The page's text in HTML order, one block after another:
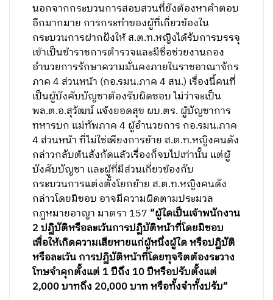
นอกจากกระบวนการสอบสวนที่ยังต้องหาคำตอบ
อีกมากมาย การกระทำของผู้ที่เกี่ยวข้องใน
กระบวนการฝากฝังให้ ส.ต.ท.หญิงได้รับการบรรจุ
เข้าเป็นข้าราชการตำรวจและมีชื่อช่วยงานกอง
อำนวยการรักษาความมั่นคงภายในราชอาณาจักร
ภาค 4 ส่วนหน้า (กอ.รมน.ภาค 4 สน.) เรื่องนี้คนที่
เป็นผู้บังคับบัญชาต้องรับผิดชอบ ไม่ว่าจะเป็น
พล.ต.อ.สุวัฒน์ แจ้งยอดสุข ผบ.ตร. ผู้บัญชาการ
ทหารบก แม่ทัพภาค 4 ผู้อำนวยการ กอ.รมน.ภาค
4 ส่วนหน้า ที่ไม่ใช่เพียงการย้าย ส.ต.ท.หญิงคนดัง
กล่าวกลับต้นสังกัดแล้วเรื่องก็จบไปเท่านั้น แต่ผู้
บังคับบัญชา และผู้ที่มีส่วนเกี่ยวข้องกับ
กระบวนการแต่งตั้งโยกย้าย ส.ต.ท.หญิงคนดัง
กล่าวโดยมิชอบ อาจมีความผิดตามประมวล
กฎหมายอาญา มาตรา 157 “ผู้ใดเป็นเจ้าพนักงาน
2 ปฏิบัติหรือละเว้นการปฏิบัติหน้าที่โดยมิชอบ
เพื่อให้เกิดความเสียหายแก่ผู้หนึ่งผู้ใด หรือปฏิบัติ
หรือละเว้น การปฏิบัติหน้าที่โดยทุจริตต้องระวาง
โทษจําคุกตั้งแต่ 1 ปีถึง 10 ปีหรือปรับตั้งแต่
2,000 บาทถึง 20,000 บาท หรือทั้งจําทั้งปรับ”